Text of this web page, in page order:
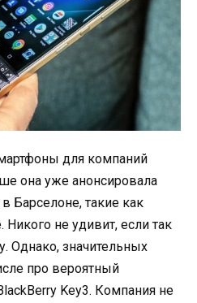
для компаний
она уже анонсировала
Барселоне, такие как
Никого не удивит, если так
Однако, значительных
про вероятный
Key3. Компания не